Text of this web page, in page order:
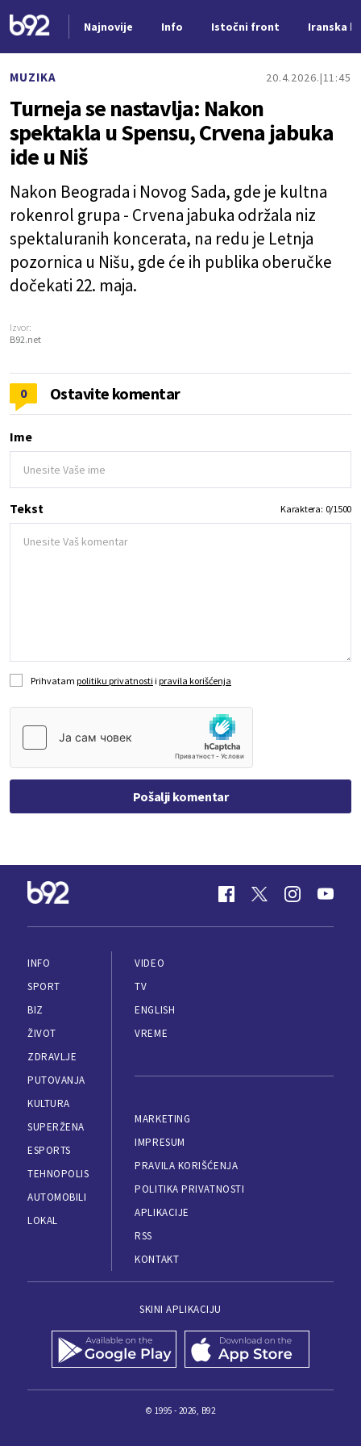
Najnovije Info Istočni front Iranska
MUZIKA 20.4.2026. 11:45
Turneja se nastavlja: Nakon
spektakla u Spensu, Crvena jabuka
ide u Niš
Nakon Beograda i Novog Sada, gde je kultna
rokenrol grupa - Crvena jabuka održala niz
spektaluranih koncerata, na redu je Letnja
pozornica u Nišu, gde će ih publika oberučke
dočekati 22. maja.
Izvor:
B92.net
0 Ostavite komentar
Ime
Tekst Karaktera: 0/1500
Prihvatam politiku privatnosti i pravila korišćenja
Pošalji komentar
INFO
SPORT
BIZ
ŽIVOT
ZDRAVLJE
PUTOVANJA
KULTURA
SUPERŽENA
ESPORTS
TEHNOPOLIS
AUTOMOBILI
LOKAL
VIDEO
TV
ENGLISH
VREME
MARKETING
IMPRESUM
PRAVILA KORIŠĆENJA
POLITIKA PRIVATNOSTI
APLIKACIJE
RSS
KONTAKT
SKINI APLIKACIJU
© 1995 - 2026, B92